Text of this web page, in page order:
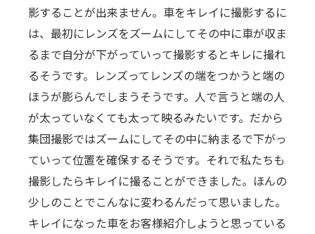
影することが出来ません。車をキレイに撮影するに
は、最初にレンズをズームにしてその中に車が収ま
るまで自分が下がっていって撮影するとキレに撮れ
るそうです。レンズってレンズの端をつかうと端の
ほうが膨らんでしまうそうです。人で言うと端の人
が太っていなくても太って映るみたいです。だから
集団撮影ではズームにしてその中に納まるで下がっ
ていって位置を確保するそうです。それで私たちも
撮影したらキレイに撮ることができました。ほんの
少しのことでこんなに変わるんだって思いました。
キレイになった車をお客様紹介しようと思っている